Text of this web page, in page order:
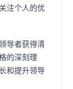
注个人的优
导者获得清
的深刻理
和提升领导